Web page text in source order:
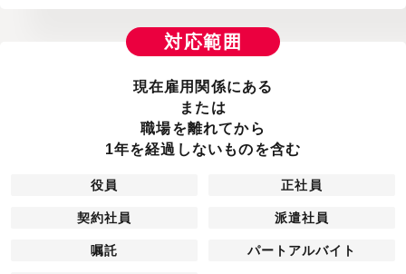
対応範囲
現在雇用関係にある
または
職場を離れてから
1年を経過しないものを含む
役員 正社員
契約社員 派遣社員
嘱託 パートアルバイト